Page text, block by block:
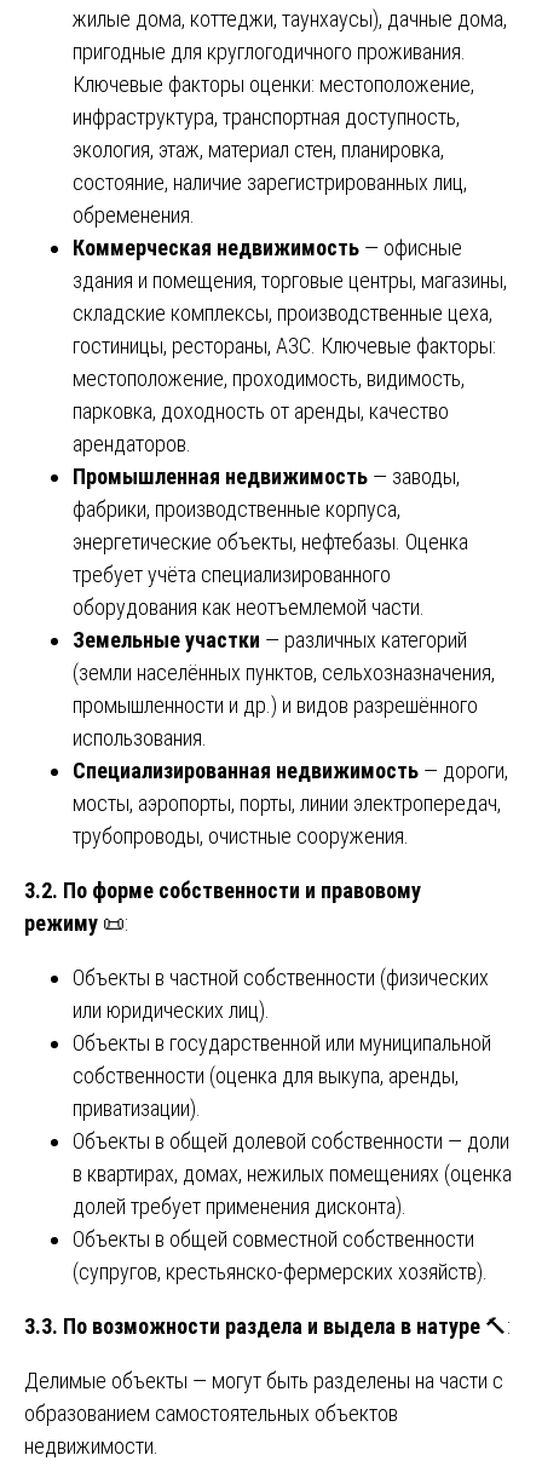
жилые дома, коттеджи, таунхаусы), дачные дома,
пригодные для круглогодичного проживания.
Ключевые факторы оценки: местоположение,
инфраструктура, транспортная доступность,
экология, этаж, материал стен, планировка,
состояние, наличие зарегистрированных лиц,
обременения.
Коммерческая недвижимость — офисные
здания и помещения, торговые центры, магазины,
складские комплексы, производственные цеха,
гостиницы, рестораны, АЗС. Ключевые факторы:
местоположение, проходимость, видимость,
парковка, доходность от аренды, качество
арендаторов.
Промышленная недвижимость — заводы,
фабрики, производственные корпуса,
энергетические объекты, нефтебазы. Оценка
требует учёта специализированного
оборудования как неотъемлемой части.
Земельные участки — различных категорий
(земли населённых пунктов, сельхозназначения,
промышленности и др.) и видов разрешённого
использования.
Специализированная недвижимость — дороги,
мосты, аэропорты, порты, линии электропередач,
трубопроводы, очистные сооружения.
3.2. По форме собственности и правовому
режиму 📜:
Объекты в частной собственности (физических
или юридических лиц).
Объекты в государственной или муниципальной
собственности (оценка для выкупа, аренды,
приватизации).
Объекты в общей долевой собственности — доли
в квартирах, домах, нежилых помещениях (оценка
долей требует применения дисконта).
Объекты в общей совместной собственности
(супругов, крестьянско-фермерских хозяйств).
3.3. По возможности раздела и выдела в натуре 🔨:
Делимые объекты — могут быть разделены на части с
образованием самостоятельных объектов
недвижимости.